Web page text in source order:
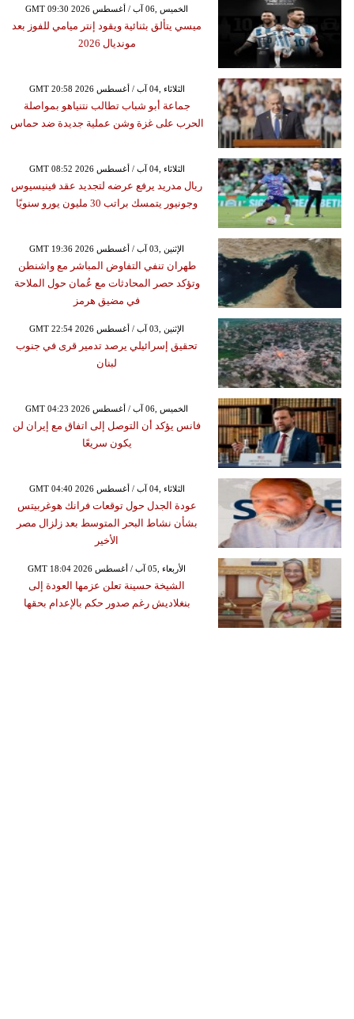
GMT 09:30 2026 الخميس ,06 آب / أغسطس
ميسي يتألق بثنائية ويقود إنتر ميامي للفوز بعد
مونديال 2026
GMT 20:58 2026 الثلاثاء ,04 آب / أغسطس
جماعة أبو شباب تطالب نتنياهو بمواصلة
الحرب على غزة وشن عملية جديدة ضد حماس
GMT 08:52 2026 الثلاثاء ,04 آب / أغسطس
ريال مدريد يرفع عرضه لتجديد عقد فينيسيوس
وجونيور يتمسك براتب 30 مليون يورو سنويًا
GMT 19:36 2026 الإثنين ,03 آب / أغسطس
طهران تنفي التفاوض المباشر مع واشنطن
وتؤكد حصر المحادثات مع عُمان حول الملاحة
في مضيق هرمز
GMT 22:54 2026 الإثنين ,03 آب / أغسطس
تحقيق إسرائيلي يرصد تدمير قرى في جنوب
لبنان
GMT 04:23 2026 الخميس ,06 آب / أغسطس
فانس يؤكد أن التوصل إلى اتفاق مع إيران لن
يكون سريعًا
GMT 04:40 2026 الثلاثاء ,04 آب / أغسطس
عودة الجدل حول توقعات فرانك هوغربيتس
بشأن نشاط البحر المتوسط بعد زلزال مصر
الأخير
GMT 18:04 2026 الأربعاء ,05 آب / أغسطس
الشيخة حسينة تعلن عزمها العودة إلى
بنغلاديش رغم صدور حكم بالإعدام بحقها